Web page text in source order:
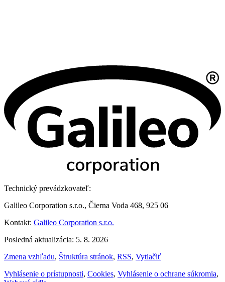
Technický prevádzkovateľ:
Galileo Corporation s.r.o., Čierna Voda 468, 925 06
Kontakt: Galileo Corporation s.r.o.
Posledná aktualizácia: 5. 8. 2026
Zmena vzhľadu, Štruktúra stránok, RSS, Vytlačiť
Vyhlásenie o prístupnosti, Cookies, Vyhlásenie o ochrane súkromia,